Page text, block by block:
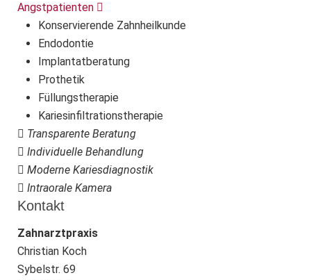
Angstpatienten
Konservierende Zahnheilkunde
Endodontie
Implantatberatung
Prothetik
Füllungstherapie
Kariesinfiltrationstherapie
Transparente Beratung
Individuelle Behandlung
Moderne Kariesdiagnostik
Intraorale Kamera
Kontakt
Zahnarztpraxis
Christian Koch
Sybelstr. 69